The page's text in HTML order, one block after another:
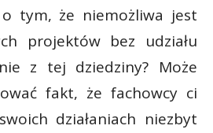
tym, że niemożliwa jest
projektów bez udziału
z tej dziedziny? Może
fakt, że fachowcy ci
działaniach niezbyt